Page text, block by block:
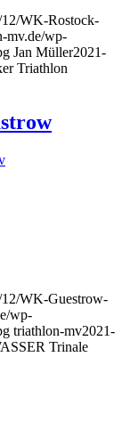
12/WK-Rostock-
mv.de/wp-
Jan Müller2021-
Triathlon
12/WK-Guestrow-
wp-
triathlon-mv2021-
Trinale